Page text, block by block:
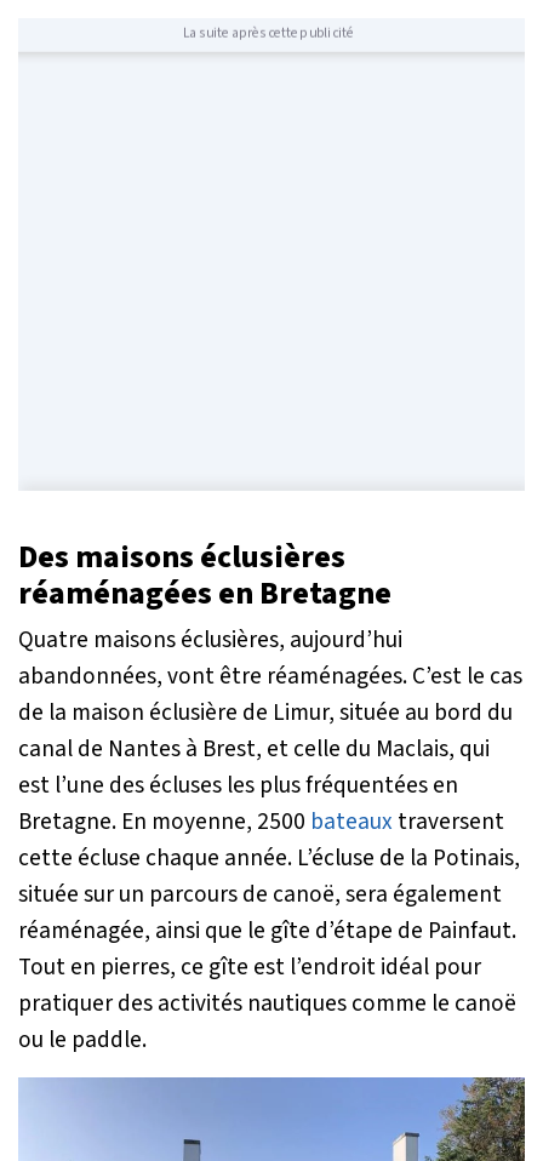
La suite après cette publicité
Des maisons éclusières
réaménagées en Bretagne
Quatre maisons éclusières, aujourd’hui
abandonnées, vont être réaménagées. C’est le cas
de la maison éclusière de Limur, située au bord du
canal de Nantes à Brest, et celle du Maclais, qui
est l’une des écluses les plus fréquentées en
Bretagne. En moyenne, 2500 bateaux traversent
cette écluse chaque année. L’écluse de la Potinais,
située sur un parcours de canoë, sera également
réaménagée, ainsi que le gîte d’étape de Painfaut.
Tout en pierres, ce gîte est l’endroit idéal pour
pratiquer des activités nautiques comme le canoë
ou le paddle.